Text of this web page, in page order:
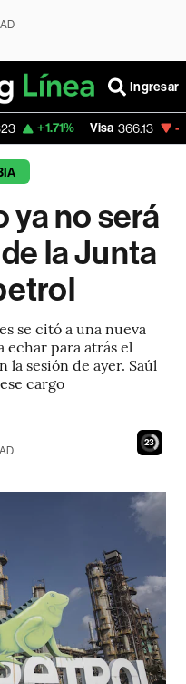
Ingresar
Visa 366.13 -0.04%
ya no será
la Junta
se citó a una nueva
echar para atrás el
sesión de ayer. Saúl
cargo
21